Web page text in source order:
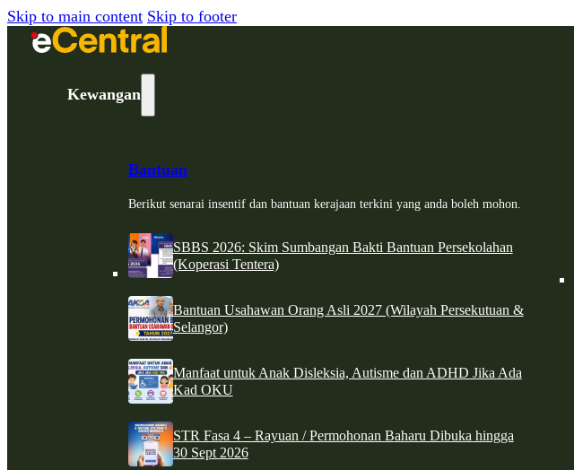
Skip to main content Skip to footer
Kewangan
Bantuan
Berikut senarai insentif dan bantuan kerajaan terkini yang anda boleh mohon.
SBBS 2026: Skim Sumbangan Bakti Bantuan Persekolahan
(Koperasi Tentera)
Bantuan Usahawan Orang Asli 2027 (Wilayah Persekutuan &
Selangor)
Manfaat untuk Anak Disleksia, Autisme dan ADHD Jika Ada
Kad OKU
STR Fasa 4 – Rayuan / Permohonan Baharu Dibuka hingga
30 Sept 2026